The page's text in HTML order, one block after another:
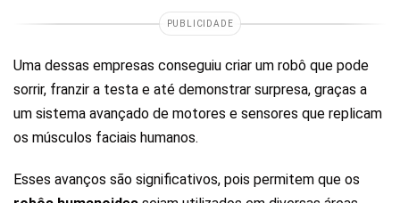
PUBLICIDADE
Uma dessas empresas conseguiu criar um robô que pode
sorrir, franzir a testa e até demonstrar surpresa, graças a
um sistema avançado de motores e sensores que replicam
os músculos faciais humanos.
Esses avanços são significativos, pois permitem que os